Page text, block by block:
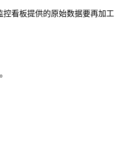
看板提供的原始数据要再加工